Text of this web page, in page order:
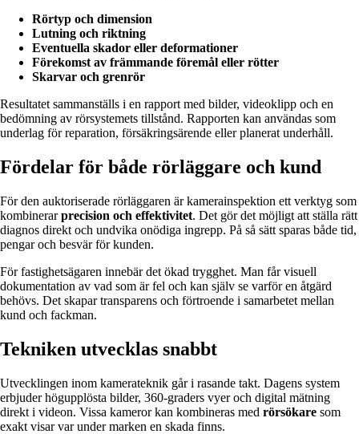
Rörtyp och dimension
Lutning och riktning
Eventuella skador eller deformationer
Förekomst av främmande föremål eller rötter
Skarvar och grenrör
Resultatet sammanställs i en rapport med bilder, videoklipp och en
bedömning av rörsystemets tillstånd. Rapporten kan användas som
underlag för reparation, försäkringsärende eller planerat underhåll.
Fördelar för både rörläggare och kund
För den auktoriserade rörläggaren är kamerainspektion ett verktyg som
kombinerarprecision och effektivitet. Det gör det möjligt att ställa rätt
diagnos direkt och undvika onödiga ingrepp. På så sätt sparas både tid,
pengar och besvär för kunden.
För fastighetsägaren innebär det ökad trygghet. Man får visuell
dokumentation av vad som är fel och kan själv se varför en åtgärd
behövs. Det skapar transparens och förtroende i samarbetet mellan
kund och fackman.
Tekniken utvecklas snabbt
Utvecklingen inom kamerateknik går i rasande takt. Dagens system
erbjuder högupplösta bilder, 360-graders vyer och digital mätning
direkt i videon. Vissa kameror kan kombineras med rörsökare som
exakt visar var under marken en skada finns.